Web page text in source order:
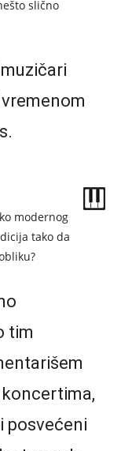
slično
modernog
tako da
tim
posvećeni